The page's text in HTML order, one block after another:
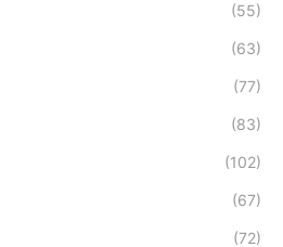
(55)
(63)
(77)
(83)
(102)
(67)
(72)